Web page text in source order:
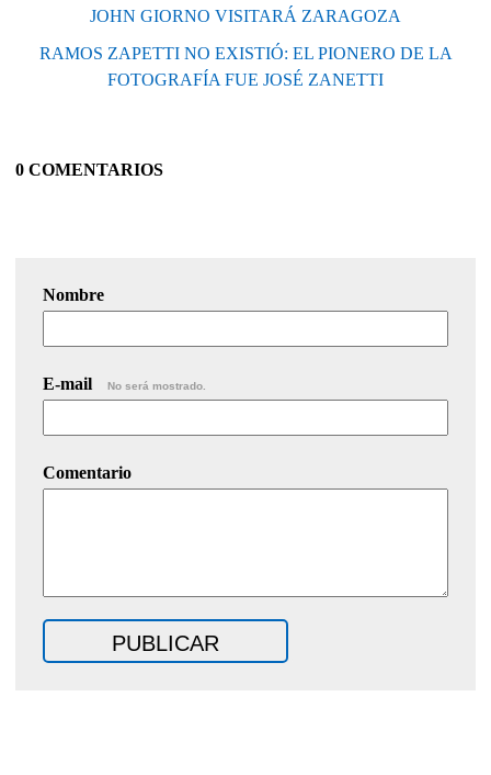
JOHN GIORNO VISITARÁ ZARAGOZA
RAMOS ZAPETTI NO EXISTIÓ: EL PIONERO DE LA
FOTOGRAFÍA FUE JOSÉ ZANETTI
0 COMENTARIOS
Nombre
E-mail No será mostrado.
Comentario